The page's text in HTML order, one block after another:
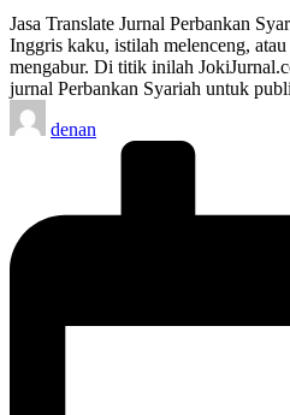
Jasa Translate Jurnal Perbankan
Inggris kaku, istilah melenceng,
mengabur. Di titik inilah
jurnal Perbankan Syariah untuk
Posted
by
denan